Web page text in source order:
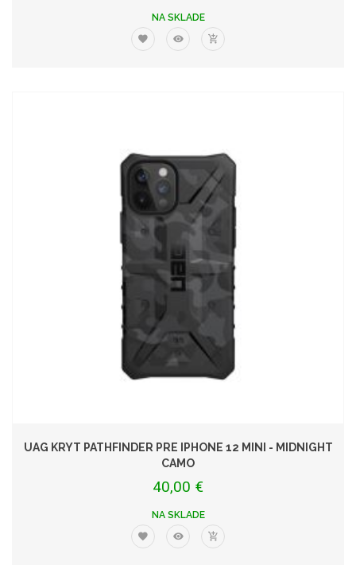
NA SKLADE
UAG KRYT PATHFINDER PRE IPHONE 12 MINI - MIDNIGHT
CAMO
40,00 €
NA SKLADE